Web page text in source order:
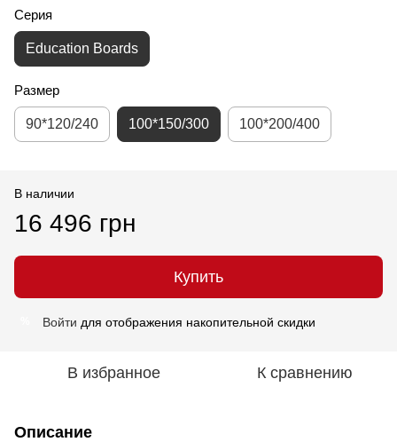
Серия
Education Boards
Размер
90*120/240 100*150/300 100*200/400
В наличии
16 496 грн
Купить
Войти для отображения накопительной скидки
В избранное К сравнению
Описание